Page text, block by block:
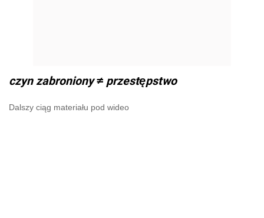
czyn zabroniony ≠ przestępstwo
Dalszy ciąg materiału pod wideo